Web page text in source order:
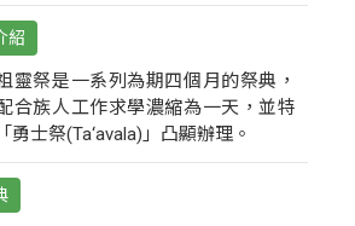
紹
靈祭是一系列為期四個月的祭典，
合族人工作求學濃縮為一天，並特
勇士祭(Ta‘avala)」凸顯辦理。